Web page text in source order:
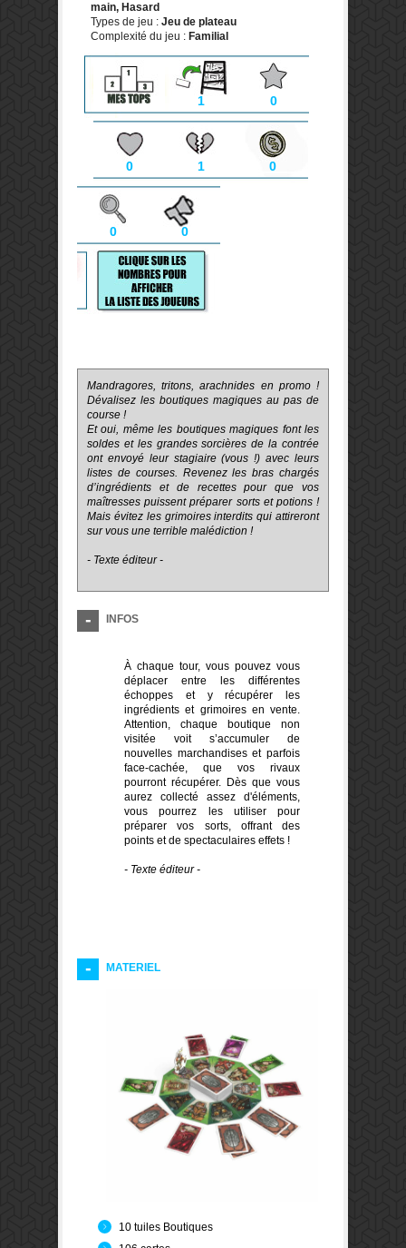
main, Hasard
Types de jeu : Jeu de plateau
Complexité du jeu : Familial
1 0
0 1 0
0 0
Mandragores, tritons, arachnides en promo !
Dévalisez les boutiques magiques au pas de
course !
Et oui, même les boutiques magiques font les
soldes et les grandes sorcières de la contrée
ont envoyé leur stagiaire (vous !) avec leurs
listes de courses. Revenez les bras chargés
d’ingrédients et de recettes pour que vos
maîtresses puissent préparer sorts et potions !
Mais évitez les grimoires interdits qui attireront
sur vous une terrible malédiction !
- Texte éditeur -
INFOS
À chaque tour, vous pouvez vous
déplacer entre les différentes
échoppes et y récupérer les
ingrédients et grimoires en vente.
Attention, chaque boutique non
visitée voit s’accumuler de
nouvelles marchandises et parfois
face-cachée, que vos rivaux
pourront récupérer. Dès que vous
aurez collecté assez d'éléments,
vous pourrez les utiliser pour
préparer vos sorts, offrant des
points et de spectaculaires effets !
- Texte éditeur -
MATERIEL
10 tuiles Boutiques